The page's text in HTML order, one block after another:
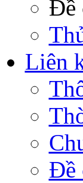
Đề
Liên
Đề